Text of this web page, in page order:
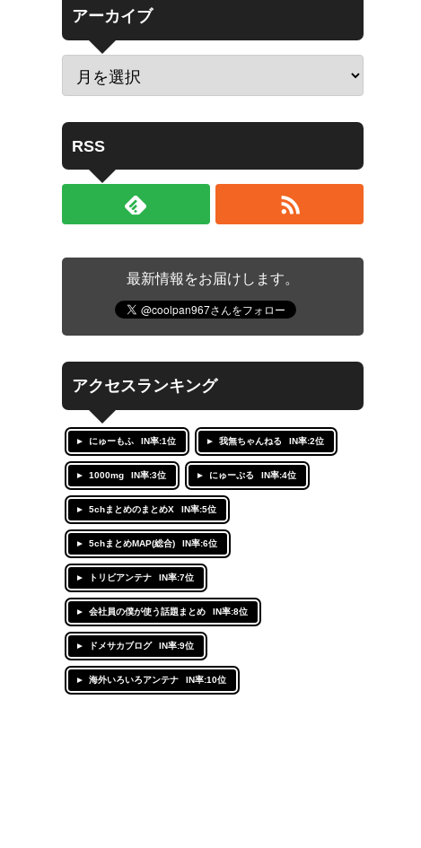
アーカイブ
RSS
最新情報をお届けします。
アクセスランキング
にゅーもふ IN率:1位 我無ちゃんねる IN率:2位
1000mg IN率:3位 にゅーぷる IN率:4位
5chまとめのまとめX IN率:5位
5chまとめMAP(総合) IN率:6位
トリビアンテナ IN率:7位
会社員の僕が使う話題まとめ IN率:8位
ドメサカブログ IN率:9位
海外いろいろアンテナ IN率:10位